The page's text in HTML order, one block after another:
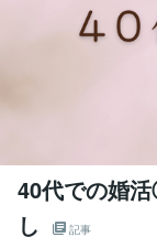
40代での婚
し
記事